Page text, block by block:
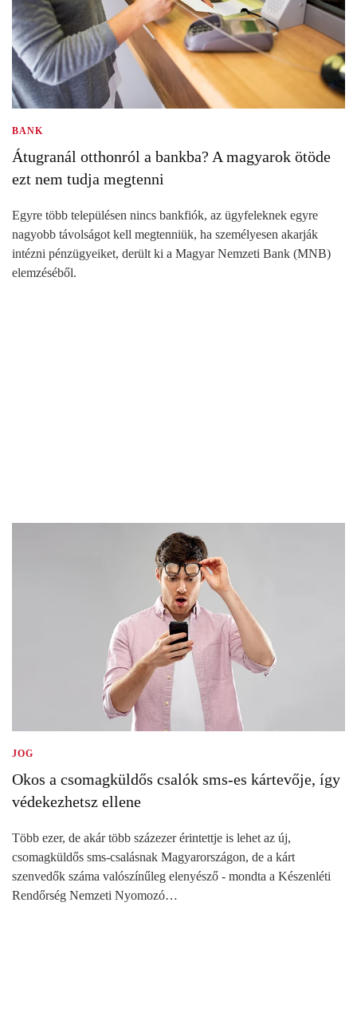
BANK
Átugranál otthonról a bankba? A magyarok ötöde
ezt nem tudja megtenni
Egyre több településen nincs bankfiók, az ügyfeleknek egyre
nagyobb távolságot kell megtenniük, ha személyesen akarják
intézni pénzügyeiket, derült ki a Magyar Nemzeti Bank (MNB)
elemzéséből.
JOG
Okos a csomagküldős csalók sms-es kártevője, így
védekezhetsz ellene
Több ezer, de akár több százezer érintettje is lehet az új,
csomagküldős sms-csalásnak Magyarországon, de a kárt
szenvedők száma valószínűleg elenyésző - mondta a Készenléti
Rendőrség Nemzeti Nyomozó…